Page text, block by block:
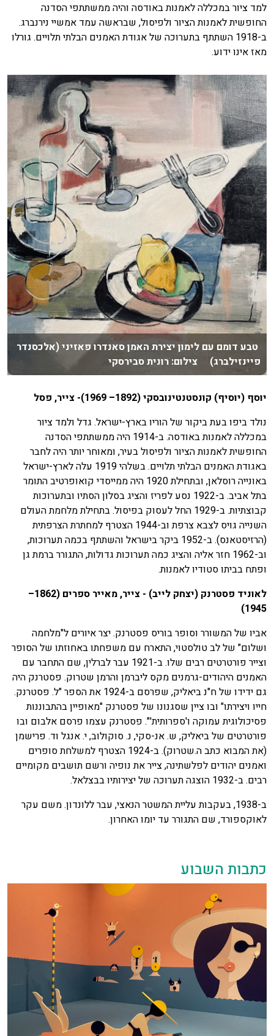
למד ציור במכללה לאמנות באודסה והיה ממשתתפי הסדנה
החופשית לאמנות הציור ולפיסול, שבראשה עמד אמשיי נירנברג.
ב-1918 השתתף בתערוכה של אגודת האמנים הבלתי תלויים. גורלו
מאז אינו ידוע.
טבע דומם עם לימון יצירת האמן סאנדרו פאזיני (אלכסנדר
פיינזילברג) צילום: רונית סבירסקי
יוסף (יוסיף) קונסטנטינובסקי (1892– 1969)- צייר, פסל
נולד ביפו בעת ביקור של הוריו בארץ-ישראל. גדל ולמד ציור
במכללה לאמנות באודסה. ב-1914 היה ממשתתפי הסדנה
החופשית לאמנות הציור ולפיסול בעיר, ומאוחר יותר היה לחבר
באגודת האמנים הבלתי תלויים. בשלהי 1919 עלה לארץ-ישראל
באונייה רוסלאן, ובתחילת 1920 היה ממייסדי קואופרטיב התומר
בתל אביב. ב-1922 נסע לפריז והציג בסלון הסתיו ובתערוכות
קבוצתיות. ב-1929 החל לעסוק בפיסול. בתחילת מלחמת העולם
השנייה גויס לצבא צרפת וב-1944 הצטרף למחתרת הצרפתית
(הרזיסטאנס). ב-1952 ביקר בישראל והשתתף בכמה תערוכות,
וב-1962 חזר אליה והציג כמה תערוכות גדולות, התגורר ברמת גן
ופתח בביתו סטודיו לאמנות.
לאוניד פסטרנק (יצחק לייב) - צייר, מאייר ספרים (1862–
1945)
אביו של המשורר וסופר בוריס פסטרנק. יצר איורים ל"מלחמה
ושלום" של לב טולסטוי, התארח עם משפחתו באחוזתו של הסופר
וצייר פורטרטים רבים שלו. ב-1921 עבר לברלין, שם התחבר עם
האמנים היהודים-גרמנים מקס ליברמן והרמן שטרוק. פסטרנק היה
גם ידידו של ח"נ ביאליק, שפרסם ב-1924 את הספר "ל. פסטרנק.
חייו ויצירתו" ובו ציין שסגנונו של פסטרנק "מאופיין בהתבוננות
פסיכולוגית עמוקה ו'ספרותית'". פסטרנק עצמו פרסם אלבום ובו
פורטרטים של ביאליק, ש. אנ-סקי, נ. סוקולוב, י. אנגל וד. פרישמן
(את המבוא כתב ה.שטרוק). ב-1924 הצטרף למשלחת סופרים
ואמנים יהודים לפלשתינה, צייר את נופיה ורשם תושבים מקומיים
רבים. ב-1932 הוצגה תערוכה של יצירותיו בבצלאל.
ב-1938, בעקבות עליית המשטר הנאצי, עבר ללונדון. משם עקר
לאוקספורד, שם התגורר עד יומו האחרון.
כתבות השבוע